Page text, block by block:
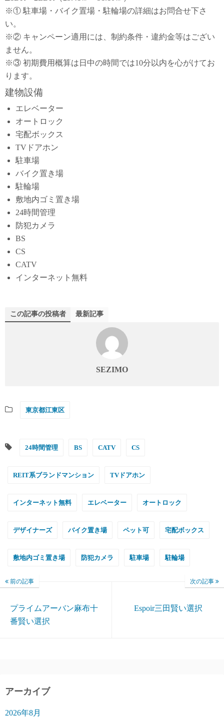
※① 駐車場・バイク置場・駐輪場の詳細はお問合せ下さ
い。
※② キャンペーン適用には、制約条件・違約金等はござい
ません。
※③ 初期費用概算は日中の時間では10分以内を心がけてお
ります。
建物設備
エレベーター
オートロック
宅配ボックス
TVドアホン
駐車場
バイク置き場
駐輪場
敷地内ゴミ置き場
24時間管理
防犯カメラ
BS
CS
CATV
インターネット無料
この記事の投稿者 最新記事
SEZIMO
東京都江東区
24時間管理 BS CATV CS
REIT系ブランドマンション TVドアホン
インターネット無料 エレベーター オートロック
デザイナーズ バイク置き場 ペット可 宅配ボックス
敷地内ゴミ置き場 防犯カメラ 駐車場 駐輪場
前の記事
プライムアーバン麻布十
番賢い選択
次の記事
Espoir三田賢い選択
アーカイブ
2026年8月